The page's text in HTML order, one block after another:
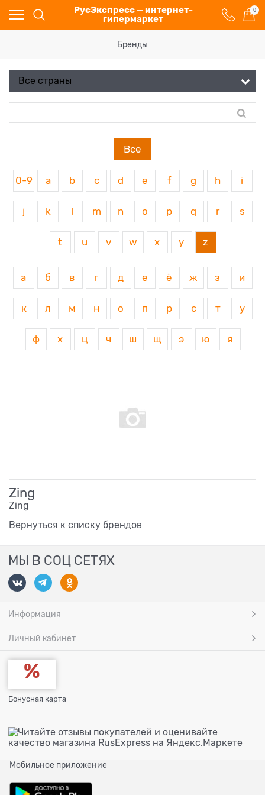
РусЭкспресс — интернет-
гипермаркет
0
Бренды
Все
0-9 a b c d e f g h i
j k m n o p q r s
t u v w x y z
а б в г д е ё ж з и
к л м н о п р с т у
ф х ц ч ш щ э ю я
Zing
Zing
Вернуться к списку брендов
МЫ В СОЦ СЕТЯХ
Информация
Личный кабинет
Бонусная карта
Мобильное приложение